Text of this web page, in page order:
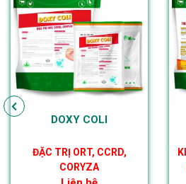
DOXY COLI
ĐẶC TRỊ ORT, CCRD,
CORYZA